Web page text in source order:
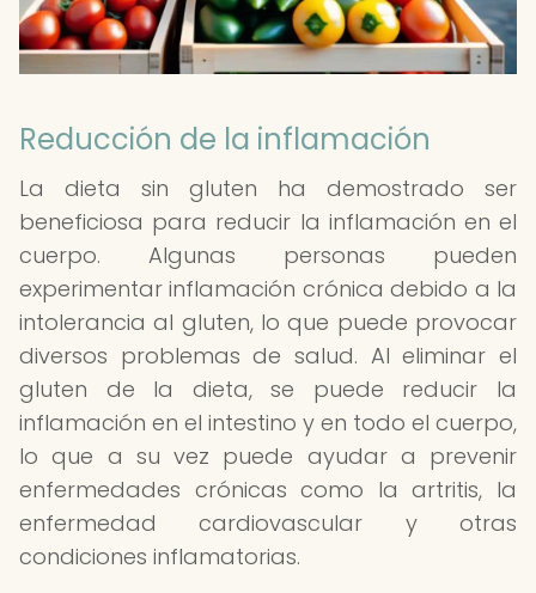
Reducción de la inflamación
La dieta sin gluten ha demostrado ser
beneficiosa para reducir la inflamación en el
cuerpo. Algunas personas pueden
experimentar inflamación crónica debido a la
intolerancia al gluten, lo que puede provocar
diversos problemas de salud. Al eliminar el
gluten de la dieta, se puede reducir la
inflamación en el intestino y en todo el cuerpo,
lo que a su vez puede ayudar a prevenir
enfermedades crónicas como la artritis, la
enfermedad cardiovascular y otras
condiciones inflamatorias.